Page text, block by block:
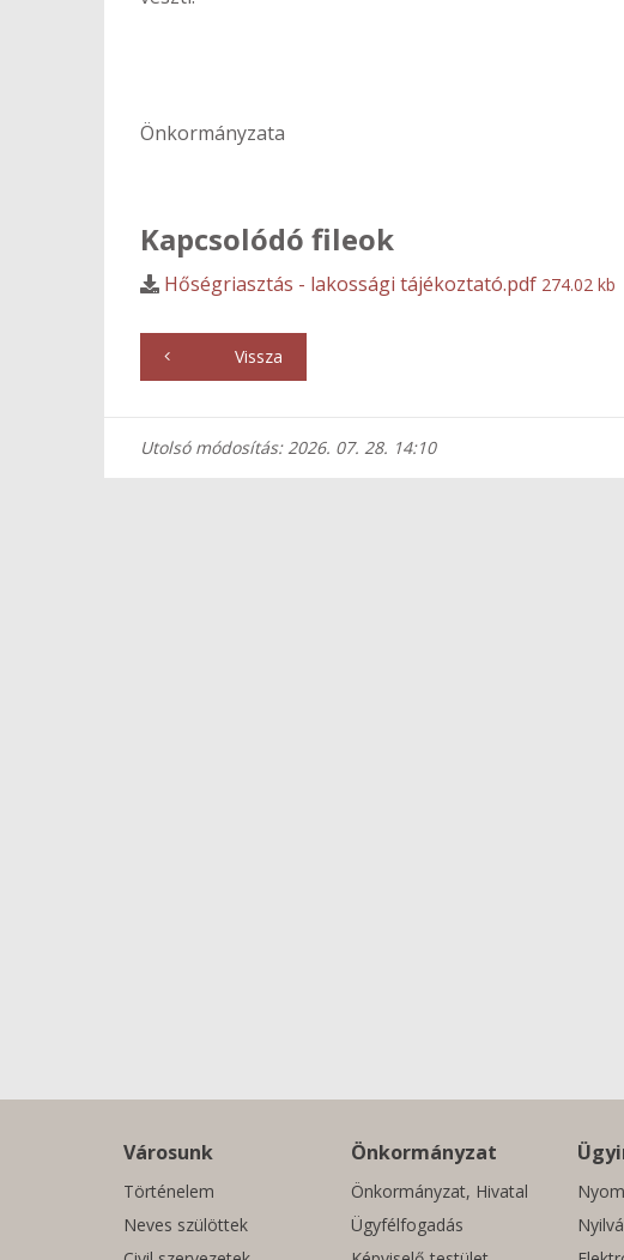
Önkormányzata
Kapcsolódó fileok
Hőségriasztás - lakossági tájékoztató.pdf 274.02 kb
Vissza
Utolsó módosítás: 2026. 07. 28. 14:10
Városunk
Történelem
Neves szülöttek
Önkormányzat
Önkormányzat, Hivatal
Ügyfélfogadás